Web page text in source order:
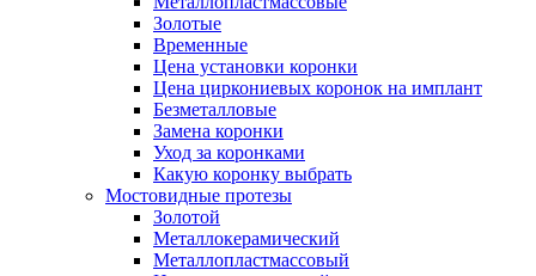
Золотые
Временные
Цена установки коронки
Цена циркониевых коронок на имплант
Безметалловые
Замена коронки
Уход за коронками
Какую коронку выбрать
Мостовидные протезы
Золотой
Металлокерамический
Металлопластмассовый